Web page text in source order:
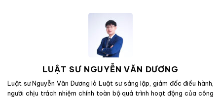
LUẬT SƯ NGUYỄN VĂN DƯƠNG
Luật sư Nguyễn Văn Dương là Luật sư sáng lập, giám đốc điều hành,
người chịu trách nhiệm chính toàn bộ quá trình hoạt động của công